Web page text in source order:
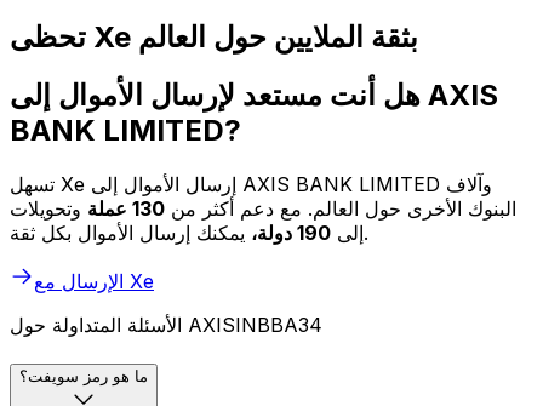
تحظى Xe بثقة الملايين حول العالم
هل أنت مستعد لإرسال الأموال إلى AXIS
BANK LIMITED?
تسهل Xe إرسال الأموال إلى AXIS BANK LIMITED وآلاف
البنوك الأخرى حول العالم. مع دعم أكثر من 130 عملة
وتحويلات
إلى 190 دولة،
يمكنك إرسال الأموال بكل ثقة.
الإرسال مع Xe
الأسئلة المتداولة حول AXISINBBA34
ما هو رمز سويفت؟